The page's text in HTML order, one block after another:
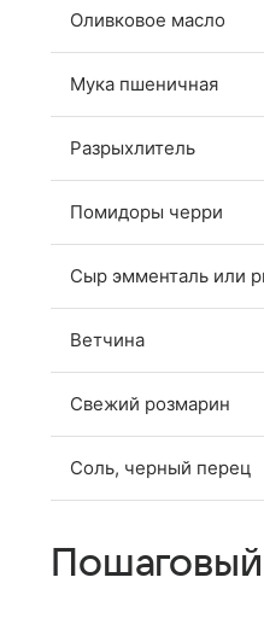
Оливковое масло
Мука пшеничная
Разрыхлитель
Помидоры черри
Сыр эмменталь или
Ветчина
Свежий розмарин
Соль, черный перец